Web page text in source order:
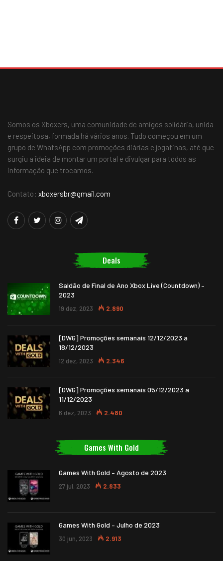
Somos os Xboxers, uma comunidade de amigos solidária, unida
e respeitosa, formada há vários anos. Tudo começou em um
grupo de WhatsApp com promoções diárias e jogatinas, até que
surgiu a ideia de montar um portal e divulgar para todos as
informação que trocamos.
Contato: xboxersbr@gmail.com
Deals
Saldão de Final de Ano Xbox Live (Countdown) –
2023
19 dez, 2023 2.890
[DWG] Promoções semanais 12/12/2023 a
18/12/2023
12 dez, 2023 2.346
[DWG] Promoções semanais 05/12/2023 a
11/12/2023
6 dez, 2023 2.480
Games With Gold
Games With Gold – Agosto de 2023
27 jul, 2023 2.833
Games With Gold – Julho de 2023
30 jun, 2023 2.913